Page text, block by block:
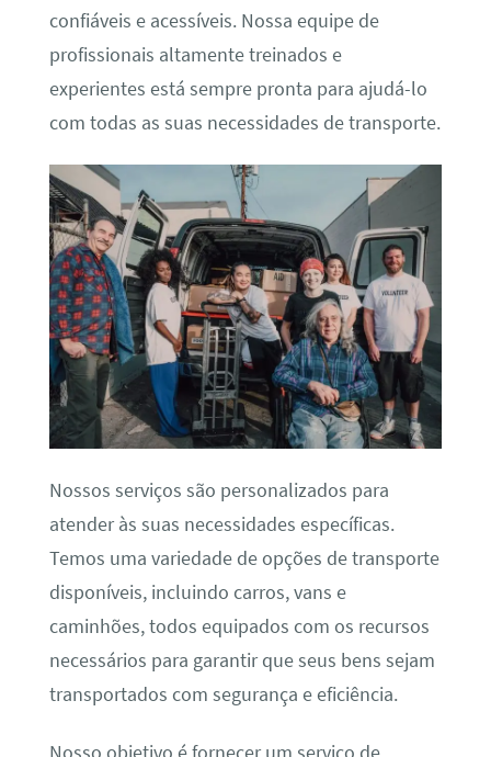
confiáveis e acessíveis. Nossa equipe de
profissionais altamente treinados e
experientes está sempre pronta para ajudá-lo
com todas as suas necessidades de transporte.
Nossos serviços são personalizados para
atender às suas necessidades específicas.
Temos uma variedade de opções de transporte
disponíveis, incluindo carros, vans e
caminhões, todos equipados com os recursos
necessários para garantir que seus bens sejam
transportados com segurança e eficiência.